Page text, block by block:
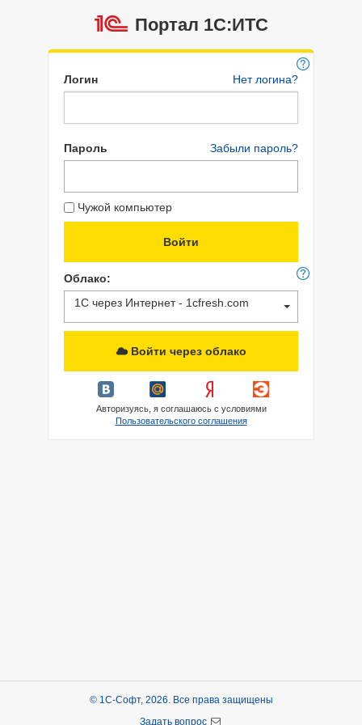
Портал 1C:ИТС
Логин Нет логина?
Пароль Забыли пароль?
Чужой компьютер
Облако:
1С через Интернет - 1cfresh.com
Войти через облако
Авторизуясь, я соглашаюсь с условиями
Пользовательского соглашения
© 1С-Софт, 2026. Все права защищены
Задать вопрос